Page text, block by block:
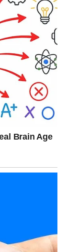
“konačno
pitanja
sigurnost
narednim
kad dođe,
kad to ne